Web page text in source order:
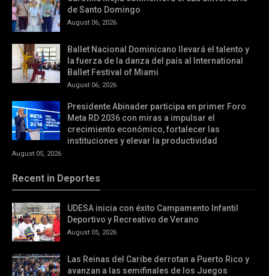
de Santo Domingo
August 06, 2026
Ballet Nacional Dominicano llevará el talento y
la fuerza de la danza del país al International
Ballet Festival of Miami
August 06, 2026
Presidente Abinader participa en primer Foro
Meta RD 2036 con miras a impulsar el
crecimiento económico, fortalecer las
instituciones y elevar la productividad
August 05, 2026
Recent in Deportes
UDESA inicia con éxito Campamento Infantil
Deportivo y Recreativo de Verano
August 05, 2026
Las Reinas del Caribe derrotan a Puerto Rico y
avanzan a las semifinales de los Juegos